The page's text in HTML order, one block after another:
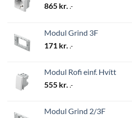
865 kr. .-
Modul Grind 3F
171 kr. .-
Modul Rofi einf. Hvítt
555 kr. .-
Modul Grind 2/3F